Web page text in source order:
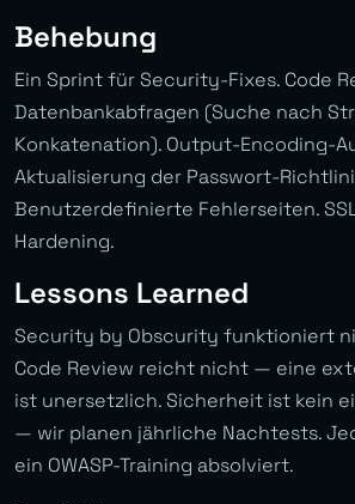
Behebung
Ein Sprint für Security-Fixes. Code
Datenbankabfragen (Suche nach
Konkatenation). Output-Encoding-
Aktualisierung der Passwort-
Benutzerdefinierte Fehlerseiten.
Hardening.
Lessons Learned
Security by Obscurity funktioniert
Code Review reicht nicht — eine
ist unersetzlich. Sicherheit ist kein
— wir planen jährliche Nachtests.
ein OWASP-Training absolviert.